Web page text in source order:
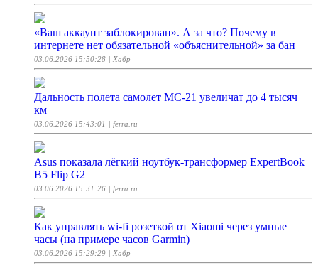
«Ваш аккаунт заблокирован». А за что? Почему в
интернете нет обязательной «объяснительной» за бан
03.06.2026 15:50:28 | Хабр
Дальность полета самолет МС-21 увеличат до 4 тысяч
км
03.06.2026 15:43:01 | ferra.ru
Asus показала лёгкий ноутбук-трансформер ExpertBook
B5 Flip G2
03.06.2026 15:31:26 | ferra.ru
Как управлять wi-fi розеткой от Xiaomi через умные
часы (на примере часов Garmin)
03.06.2026 15:29:29 | Хабр